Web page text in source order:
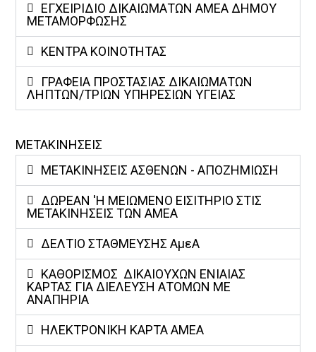
ΕΓΧΕΙΡΙΔΙΟ ΔΙΚΑΙΩΜΑΤΩΝ ΑΜΕΑ ΔΗΜΟΥ
ΜΕΤΑΜΟΡΦΩΣΗΣ
ΚΕΝΤΡΑ ΚΟΙΝΟΤΗΤΑΣ
ΓΡΑΦΕΙΑ ΠΡΟΣΤΑΣΙΑΣ ΔΙΚΑΙΩΜΑΤΩΝ
ΛΗΠΤΩΝ/ΤΡΙΩΝ ΥΠΗΡΕΣΙΩΝ ΥΓΕΙΑΣ
ΜΕΤΑΚΙΝΗΣΕΙΣ
ΜΕΤΑΚΙΝΗΣΕΙΣ ΑΣΘΕΝΩΝ - ΑΠΟΖΗΜΙΩΣΗ
ΔΩΡΕΑΝ 'Η ΜΕΙΩΜΕΝΟ ΕΙΣΙΤΗΡΙΟ ΣΤΙΣ
ΜΕΤΑΚΙΝΗΣΕΙΣ ΤΩΝ ΑΜΕΑ
ΔΕΛΤΙΟ ΣΤΑΘΜΕΥΣΗΣ ΑμεΑ
ΚΑΘΟΡΙΣΜΟΣ ΔΙΚΑΙΟΥΧΩΝ ΕΝΙΑΙΑΣ
ΚΑΡΤΑΣ ΓΙΑ ΔΙΕΛΕΥΣΗ ΑΤΟΜΩΝ ΜΕ
ΑΝΑΠΗΡΙΑ
ΗΛΕΚΤΡΟΝΙΚΗ ΚΑΡΤΑ ΑΜΕΑ